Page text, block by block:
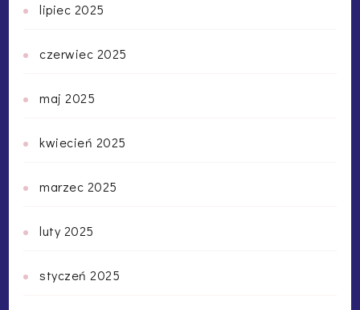
lipiec 2025
czerwiec 2025
maj 2025
kwiecień 2025
marzec 2025
luty 2025
styczeń 2025